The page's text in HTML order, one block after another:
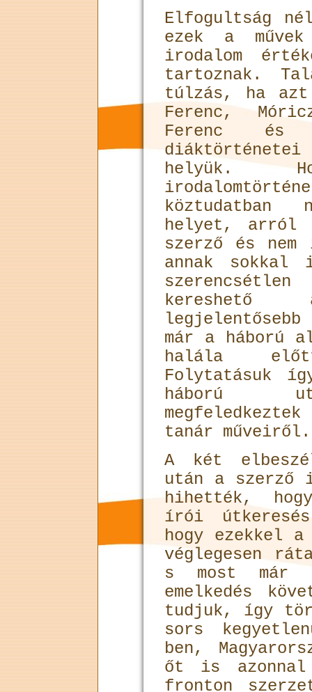
Elfogultság
ezek a
irodalom
tartoznak.
túlzás, ha
Ferenc,
Ferenc és
helyük.
helyet, arról
szerző és
annak sokkal
már a háború
halála
Folytatásuk
háború
tanár műveiről.
A két
után a
hihették,
írói
hogy ezekkel a
véglegesen
s most már
emelkedés
tudjuk, így
sors
ben,
őt is azonnal
fronton